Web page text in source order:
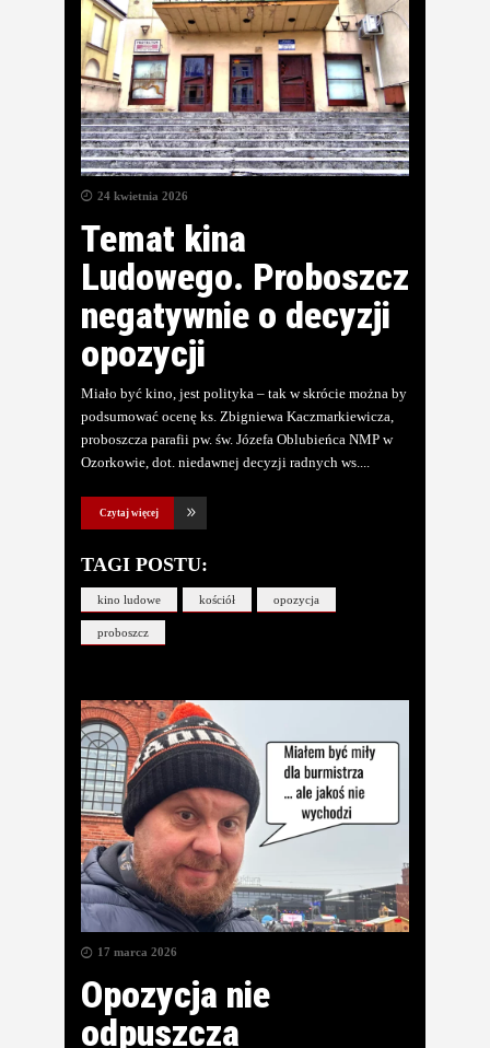
24 kwietnia 2026
Temat kina
Ludowego. Proboszcz
negatywnie o decyzji
opozycji
Miało być kino, jest polityka – tak w skrócie można by
podsumować ocenę ks. Zbigniewa Kaczmarkiewicza,
proboszcza parafii pw. św. Józefa Oblubieńca NMP w
Ozorkowie, dot. niedawnej decyzji radnych ws.
Czytaj więcej
TAGI POSTU:
kino ludowe kościół opozycja
proboszcz
17 marca 2026
Opozycja nie
odpuszcza